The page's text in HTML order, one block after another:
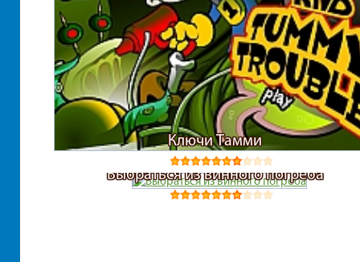
Ключи Тамми
Выбраться из винного погреба